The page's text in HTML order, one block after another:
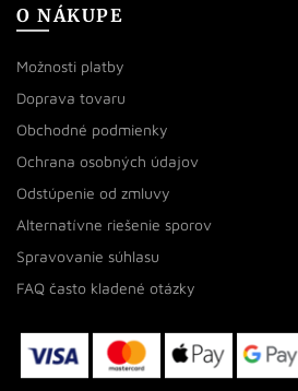
O NÁKUPE
Možnosti platby
Doprava tovaru
Obchodné podmienky
Ochrana osobných údajov
Odstúpenie od zmluvy
Alternatívne riešenie sporov
Spravovanie súhlasu
FAQ často kladené otázky